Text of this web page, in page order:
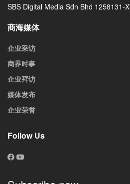
SBS Digital Media Sdn Bhd 1258131-X
商海媒体
企业采访
商界时事
企业拜访
媒体发布
企业荣誉
Follow Us